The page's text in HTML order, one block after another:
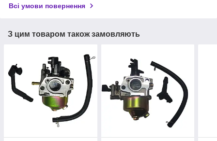
Всі умови повернення
З цим товаром також замовляють